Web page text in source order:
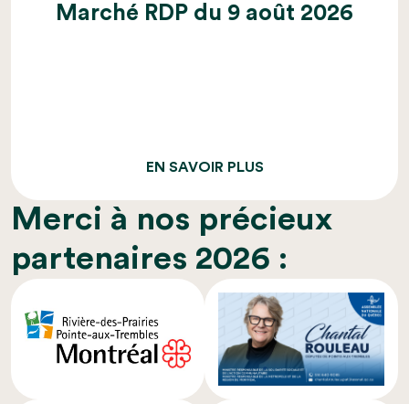
Marché RDP du 9 août 2026
EN SAVOIR PLUS
Merci à nos précieux
partenaires 2026 :